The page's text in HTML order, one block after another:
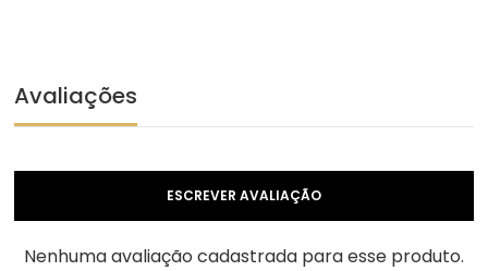
Avaliações
ESCREVER AVALIAÇÃO
Nenhuma avaliação cadastrada para esse produto.